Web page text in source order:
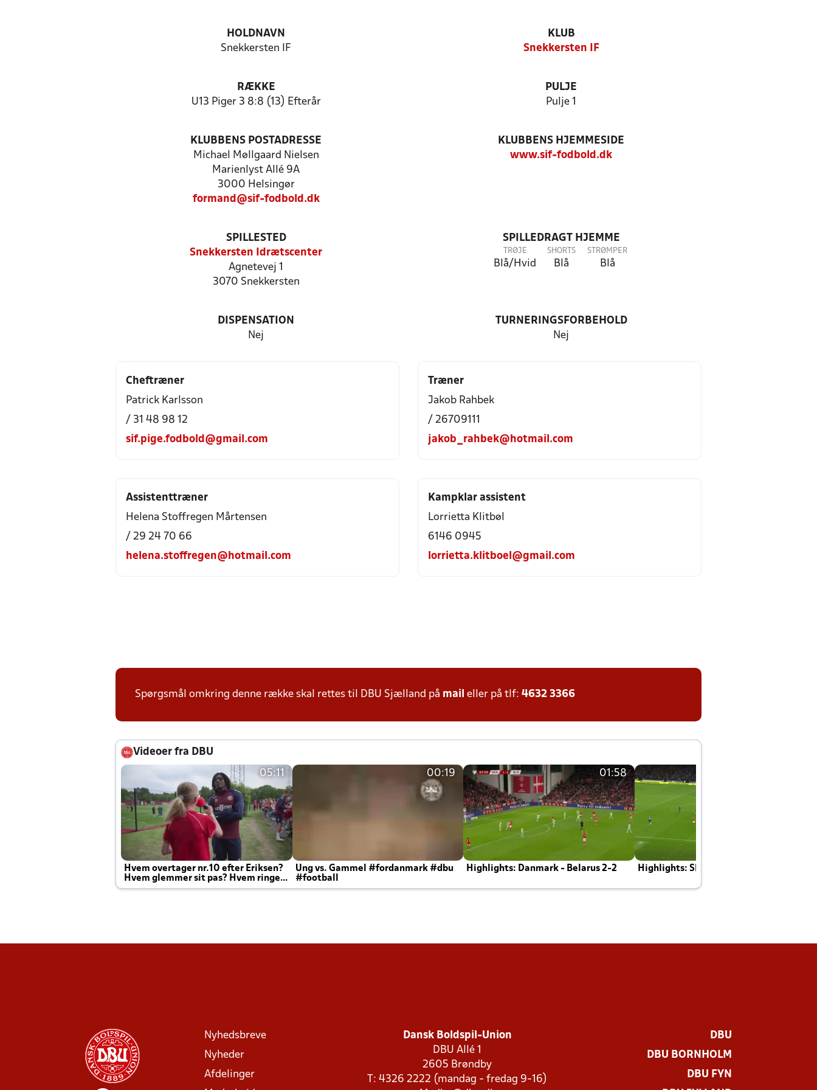
HOLDNAVN
Snekkersten IF
KLUB
Snekkersten IF
RÆKKE
U13 Piger 3 8:8 (13) Efterår
PULJE
Pulje 1
KLUBBENS POSTADRESSE
Michael Møllgaard Nielsen
Marienlyst Allé 9A
3000 Helsingør
formand@sif-fodbold.dk
KLUBBENS HJEMMESIDE
www.sif-fodbold.dk
SPILLESTED
Snekkersten Idrætscenter
Agnetevej 1
3070 Snekkersten
SPILLEDRAGT HJEMME
TRØJE
Blå/Hvid
SHORTS
Blå
STRØMPER
Blå
DISPENSATION
Nej
TURNERINGSFORBEHOLD
Nej
Cheftræner
Patrick Karlsson
/ 31 48 98 12
sif.pige.fodbold@gmail.com
Træner
Jakob Rahbek
/ 26709111
jakob_rahbek@hotmail.com
Assistenttræner
Helena Stoffregen Mårtensen
/ 29 24 70 66
helena.stoffregen@hotmail.com
Kampklar assistent
Lorrietta Klitbøl
6146 0945
lorrietta.klitboel@gmail.com
Spørgsmål omkring denne række skal rettes til DBU Sjælland på mail eller på tlf: 4632 3366
Videoer fra DBU
05:11
Hvem overtager nr.10 efter Eriksen?
Hvem glemmer sit pas? Hvem ringer
Joachim altid til efter kampe?
00:19
Ung vs. Gammel #fordanmark #dbu
#football
01:58
Highlights: Danmark - Belarus 2-2 Highlights: Skotland - Danmark 4-2
Nyhedsbreve
Nyheder
Afdelinger
Dansk Boldspil-Union
DBU Allé 1
2605 Brøndby
T: 4326 2222 (mandag - fredag 9-16)
DBU
DBU BORNHOLM
DBU FYN